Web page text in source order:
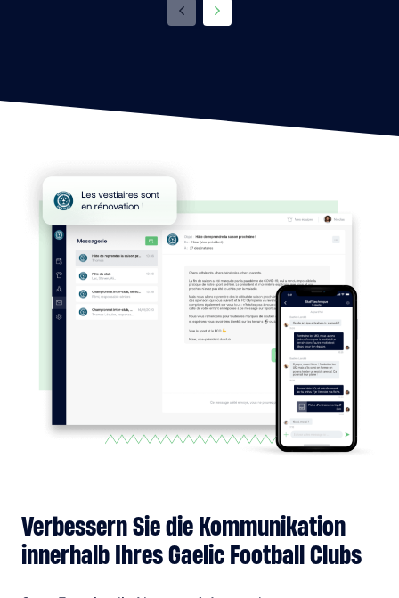
Verbessern Sie die Kommunikation
innerhalb Ihres Gaelic Football Clubs